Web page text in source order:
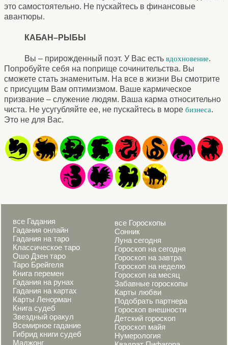
это самостоятельно. Не пускайтесь в финансовые
авантюры.
КАБАН–РЫБЫ
Вы – прирожденный поэт. У Вас есть вдохновение.
Попробуйте себя на поприще сочинительства. Вы
сможете стать знаменитым. На все в жизни Вы смотрите
с присущим Вам оптимизмом. Ваше кармическое
призвание – служение людям. Ваша карма относительно
чиста. Не усугубляйте ее, не пускайтесь в море бизнеса.
Это не для Вас.
все Гадания
Гадания онлайн
Гадания на таро
Классическое таро
Ошо Дзен таро
Таро Брейгеля
Книга перемен
Гадания на рунах
Гадания на картах
Карты Ленорман
Книга судеб
Звездный оракул
Всемирное гадание
Гибрид книги судеб
Маджонг
все Гороскопы
Сонник
Луна сегодня
Гороскоп на сегодня
Гороскоп на завтра
Гороскоп на неделю
Гороскоп на месяц
Забавные гороскопы
Карты любви
Подобрать партнера
Гороскоп внешности
Детский гороскоп
Гороскоп майя
Нумерология